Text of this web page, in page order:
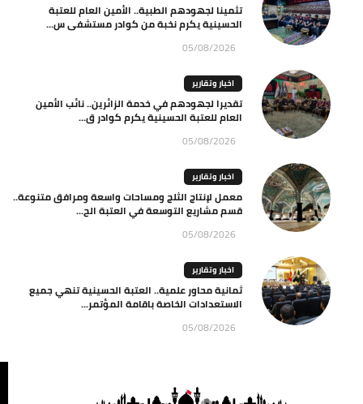
تثمينا لجهودهم الطبية.. الأمين العام للعتبة
الحسينية يكرم نخبة من كوادر مستشفى س...
05/08/2026
اخبار وتقارير
تقديرا لجهودهم في خدمة الزائرين.. نائب الأمين
العام للعتبة الحسينية يكرم كوادر ق...
05/08/2026
اخبار وتقارير
معمل لإنتاج الثلج ومساحات واسعة ومرافق متنوعة..
قسم مشاريع التوسعة في العتبة الح...
05/08/2026
اخبار وتقارير
ثمانية محاور علمية.. العتبة الحسينية تنهي جميع
الاستعدادات الخاصة باقامة المؤتمر...
05/08/2026